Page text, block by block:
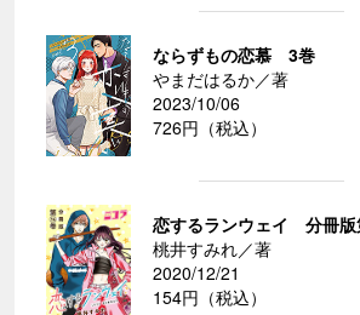
ならずもの恋慕 3巻
やまだはるか／著
2023/10/06
726円（税込）
恋するランウェイ 分冊版
桃井すみれ／著
2020/12/21
154円（税込）